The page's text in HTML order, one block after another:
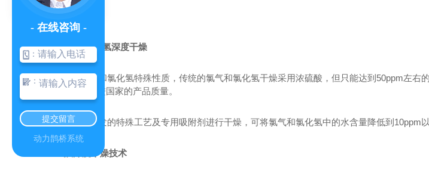
5.1氯气和氯化氢深度干燥
由于氯气和氯化氢特殊性质，传统的氯气和氯化氢干燥采用浓硫酸，但只能达到 50ppm左右
难到达世界先进国家的产品质量。
我公司研发的特殊工艺及专用吸附剂进行干燥，可将氯气和氯化氢中的水含量降低到 10ppm
乙炔深度干燥技术
- 在线咨询 -
：
：
提交留言
动力鹊桥系统